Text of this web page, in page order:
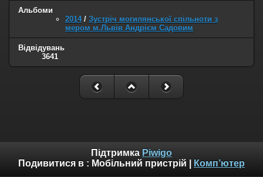
Альбоми
2014/ Зустріч могилянської спільноти з
мером м.Львів Андрієм Садовим
Відвідувань
3641
Підтримка Piwigo
Подивитися в : Мобільний пристрій Комп’ютер